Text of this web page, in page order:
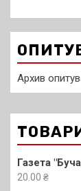
Архив
Газета
20.00 ₴